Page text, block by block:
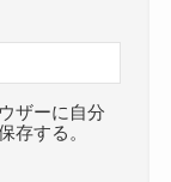
ザーに自分
存する。